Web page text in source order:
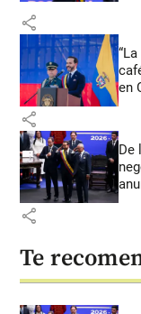
share
en
share
De
share
Te